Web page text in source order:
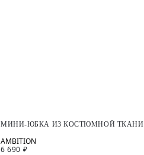
МИНИ-ЮБКА ИЗ КОСТЮМНОЙ ТКАНИ
6 690 ₽